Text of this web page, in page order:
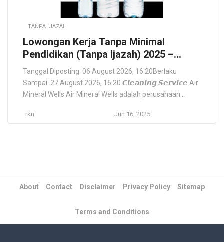
TANPA IJAZAH
Lowongan Kerja Tanpa Minimal
Pendidikan (Tanpa Ijazah) 2025 –
Cocok untuk Semua Usia – Air Mineral
Wells (Cleaning Service) Depok
Tanggal Diposting: 06 August 2026, 16:20Berlaku
Sampai: 27 August 2026, 16:20 𝘾𝙡𝙚𝙖𝙣𝙞𝙣𝙜 𝙎𝙚𝙧𝙫𝙞𝙘𝙚 Air
Mineral Wells Air Mineral Wells adalah perusahaan
Depok. Kami berkomitmen memberikan produk air
rkn Jun 16, 2025
About Contact Disclaimer Privacy Policy Sitemap
Terms and Conditions